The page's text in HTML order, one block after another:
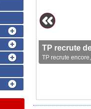
TP recrute
TP recrute